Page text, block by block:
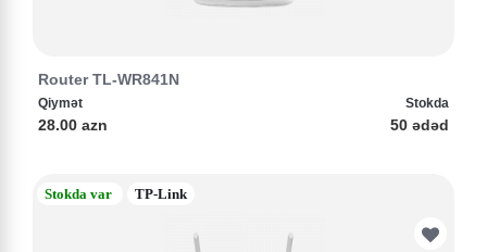
Router TL-WR841N
Qiymət
28.00 azn
Stokda
50 ədəd
Stokda var TP-Link